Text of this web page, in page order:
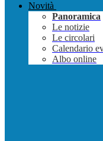
Novità
Panoramica
Le notizie
Le circolari
Calendario
Albo online